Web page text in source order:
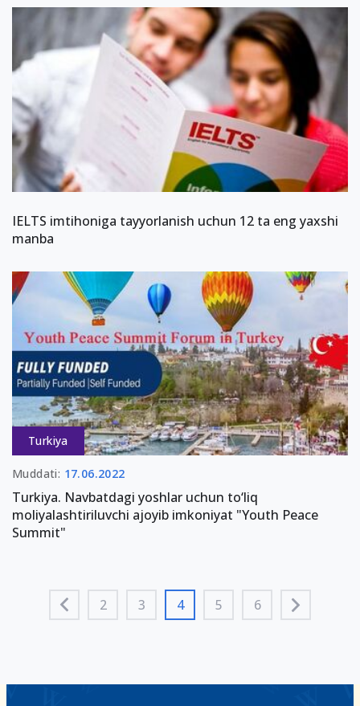
IELTS imtihoniga tayyorlanish uchun 12 ta eng yaxshi
manba
Turkiya
Muddati: 17.06.2022
Turkiya. Navbatdagi yoshlar uchun to‘liq
moliyalashtiriluvchi ajoyib imkoniyat "Youth Peace
Summit"
2 3 4 5 6